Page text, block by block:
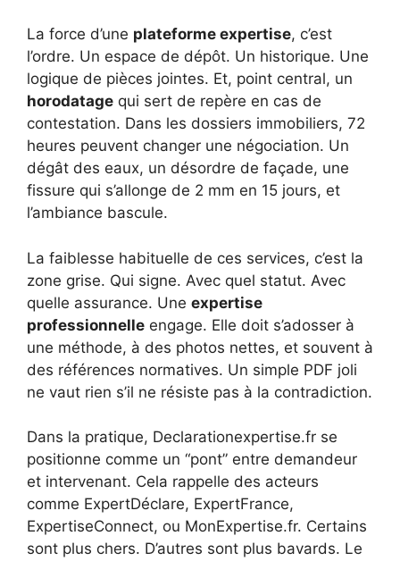
La force d’une plateforme expertise, c’est
l’ordre. Un espace de dépôt. Un historique. Une
logique de pièces jointes. Et, point central, un
horodatage qui sert de repère en cas de
contestation. Dans les dossiers immobiliers, 72
heures peuvent changer une négociation. Un
dégât des eaux, un désordre de façade, une
fissure qui s’allonge de 2 mm en 15 jours, et
l’ambiance bascule.
La faiblesse habituelle de ces services, c’est la
zone grise. Qui signe. Avec quel statut. Avec
quelle assurance. Une expertise
professionnelle engage. Elle doit s’adosser à
une méthode, à des photos nettes, et souvent à
des références normatives. Un simple PDF joli
ne vaut rien s’il ne résiste pas à la contradiction.
Dans la pratique, Declarationexpertise.fr se
positionne comme un “pont” entre demandeur
et intervenant. Cela rappelle des acteurs
comme ExpertDéclare, ExpertFrance,
ExpertiseConnect, ou MonExpertise.fr. Certains
sont plus chers. D’autres sont plus bavards. Le